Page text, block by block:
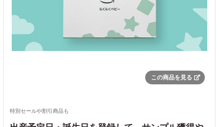
この商品を見る
特別セールや割引商品も